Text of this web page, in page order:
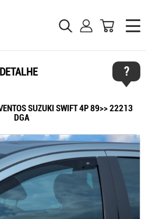
DETALHE ?
SUZUKI SWIFT 4P 89>> 22213
DGA